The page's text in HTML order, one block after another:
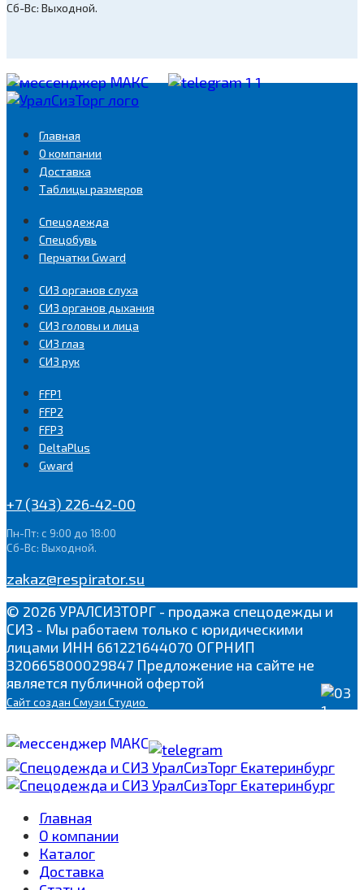
Сб-Вс: Выходной.
Главная
О компании
Доставка
Таблицы размеров
Спецодежда
Спецобувь
Перчатки Gward
СИЗ органов слуха
СИЗ органов дыхания
СИЗ головы и лица
СИЗ глаз
СИЗ рук
FFP1
FFP2
FFP3
DeltaPlus
Gward
+7 (343) 226-42-00
Пн-Пт: с 9:00 до 18:00
Сб-Вс: Выходной.
zakaz@respirator.su
© 2026 УРАЛСИЗТОРГ - продажа спецодежды и
СИЗ - Мы работаем только с юридическими
лицами ИНН 661221644070 ОГРНИП
320665800029847 Предложение на сайте не
является публичной офертой
Сайтсоздан Смузи Студио
Главная
О компании
Каталог
Доставка